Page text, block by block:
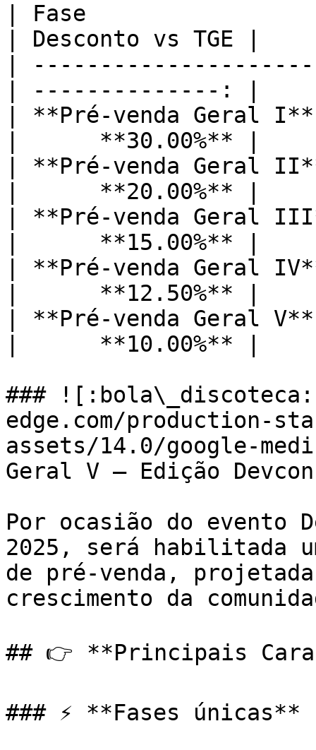
| Fase                    |
| Desconto vs TGE |
|
| --------------: |
| **Pré-venda
|      **30.00%** |
| **Pré-venda
|      **20.00%** |
| **Pré-venda
|      **15.00%** |
| **Pré-venda Geral
|      **12.50%** |
| **Pré-venda Geral
|      **10.00%** |
###
edge.com/production-
assets/14.0/google-
Geral V – Edição
Por ocasião do evento
2025, será habilitada
de pré-venda, projetada
crescimento da
## 👉 **Principais
### ⚡ **Fases únicas**